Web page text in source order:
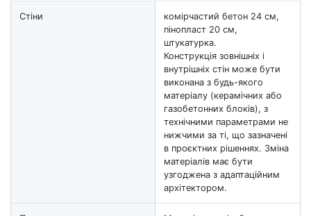
Стіни
комірчастий бетон 24 см,
пінопласт 20 см,
штукатурка.
Конструкція зовнішніх і
внутрішніх стін може бути
виконана з будь-якого
матеріалу (керамічних або
газобетонних блоків), з
технічними параметрами не
нижчими за ті, що зазначені
в проєктних рішеннях. Зміна
матеріалів має бути
узгоджена з адаптаційним
архітектором.